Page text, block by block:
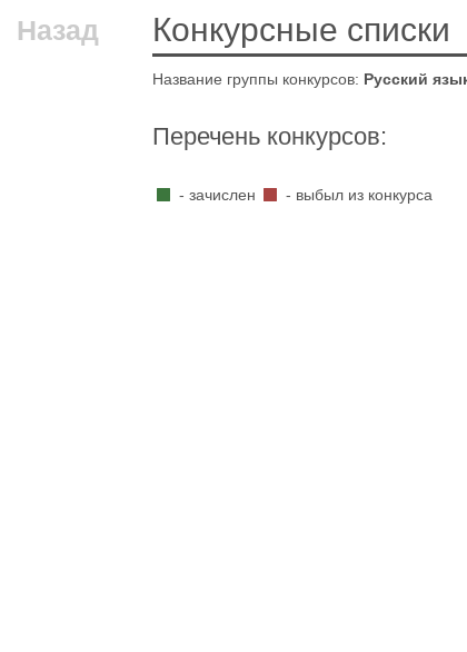
Назад Конкурсные списки
Название группы конкурсов: Русский
Перечень конкурсов:
- зачислен - выбыл из конкурса